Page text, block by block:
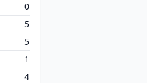
0
5
5
1
4